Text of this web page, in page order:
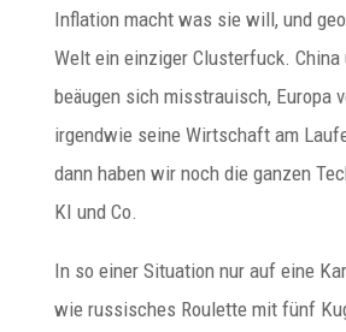
Inflation macht was sie will, und
Welt ein einziger Clusterfuck. China
beäugen sich misstrauisch, Europa
irgendwie seine Wirtschaft am
dann haben wir noch die ganzen
KI und Co.
In so einer Situation nur auf eine
wie russisches Roulette mit fünf